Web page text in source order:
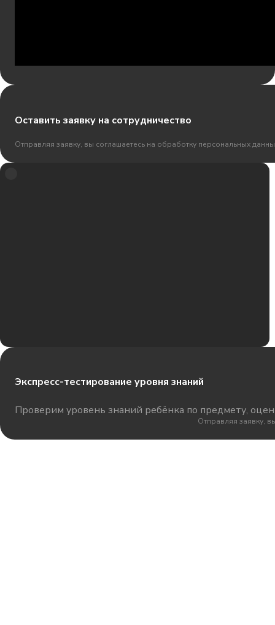
Оставить заявку на сотрудничество
Отправляя заявку, вы соглашаетесь на обработку персональных
Экспресс-тестирование уровня знаний
Проверим уровень знаний ребёнка по предмету,
Отправляя заявку,